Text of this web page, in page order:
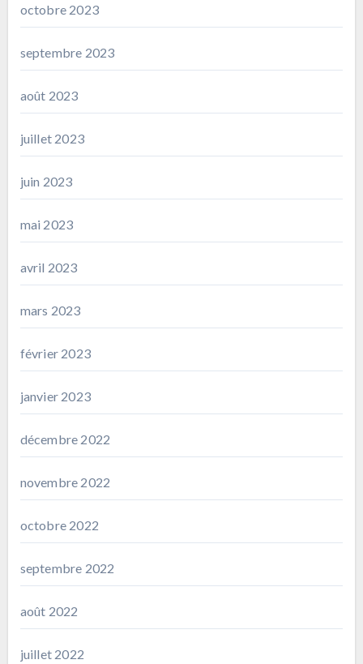
octobre 2023
septembre 2023
août 2023
juillet 2023
juin 2023
mai 2023
avril 2023
mars 2023
février 2023
janvier 2023
décembre 2022
novembre 2022
octobre 2022
septembre 2022
août 2022
juillet 2022